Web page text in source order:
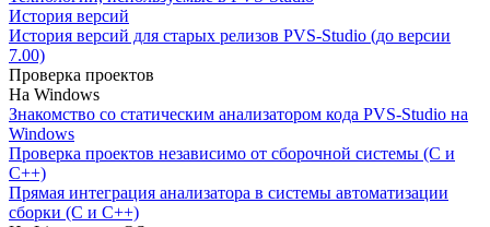
История версий
История версий для старых релизов PVS-Studio (до версии
7.00)
Проверка проектов
На Windows
Знакомство со статическим анализатором кода PVS-Studio на
Windows
Проверка проектов независимо от сборочной системы (C и
C++)
Прямая интеграция анализатора в системы автоматизации
сборки (C и C++)